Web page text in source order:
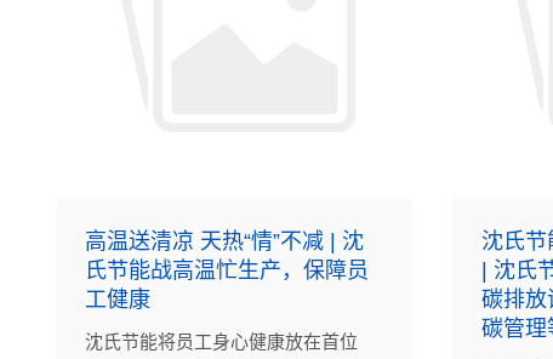
高温送清凉 天热“情”不减 | 沈
氏节能战高温忙生产，保障员
工健康
沈氏节能将员工身心健康放在首位
沈氏节
| 沈氏
碳排放
碳管理